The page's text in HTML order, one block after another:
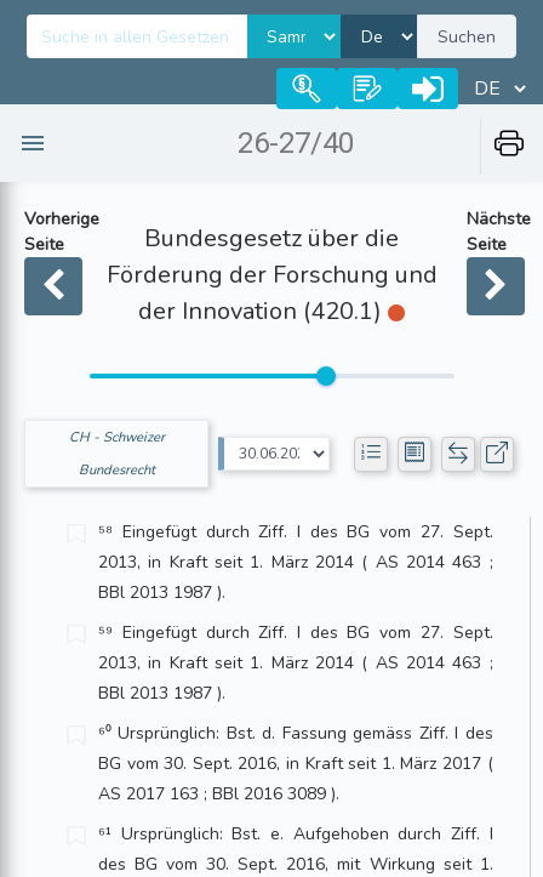
Suchen
26-27/40
Vorherige
Seite
Bundesgesetz über die
Förderung der Forschung und
der Innovation (420.1)
Nächste
Seite
CH - Schweizer
Bundesrecht
⁵⁸ Eingefügt durch Ziff. I des BG vom 27. Sept.
2013, in Kraft seit 1. März 2014 ( AS 2014 463 ;
BBl 2013 1987 ).
⁵⁹ Eingefügt durch Ziff. I des BG vom 27. Sept.
2013, in Kraft seit 1. März 2014 ( AS 2014 463 ;
BBl 2013 1987 ).
⁶⁰ Ursprünglich: Bst. d. Fassung gemäss Ziff. I des
BG vom 30. Sept. 2016, in Kraft seit 1. März 2017 (
AS 2017 163 ; BBl 2016 3089 ).
⁶¹ Ursprünglich: Bst. e. Aufgehoben durch Ziff. I
des BG vom 30. Sept. 2016, mit Wirkung seit 1.